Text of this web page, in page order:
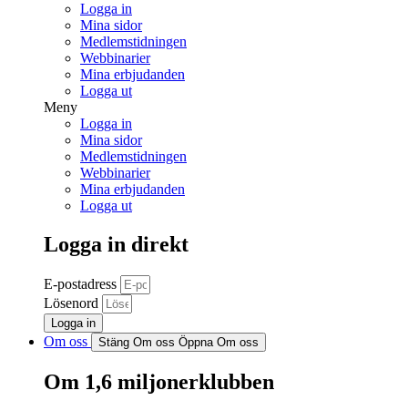
Logga in
Mina sidor
Medlemstidningen
Webbinarier
Mina erbjudanden
Logga ut
Meny
Logga in
Mina sidor
Medlemstidningen
Webbinarier
Mina erbjudanden
Logga ut
Logga in direkt
E-postadress
Lösenord
Logga in
Om oss Stäng Om oss Öppna Om oss
Om 1,6 miljonerklubben